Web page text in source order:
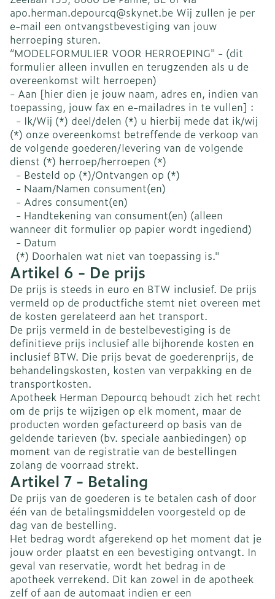
apo.herman.depourcq@skynet.be Wij zullen je per
e-mail een ontvangstbevestiging van jouw
herroeping sturen.
“MODELFORMULIER VOOR HERROEPING" - (dit
formulier alleen invullen en terugzenden als u de
overeenkomst wilt herroepen)
- Aan [hier dien je jouw naam, adres en, indien van
toepassing, jouw fax en e-mailadres in te vullen] :
- Ik/Wij (*) deel/delen (*) u hierbij mede dat ik/wij
(*) onze overeenkomst betreffende de verkoop van
de volgende goederen/levering van de volgende
dienst (*) herroep/herroepen (*)
- Besteld op (*)/Ontvangen op (*)
- Naam/Namen consument(en)
- Adres consument(en)
- Handtekening van consument(en) (alleen
wanneer dit formulier op papier wordt ingediend)
- Datum
(*) Doorhalen wat niet van toepassing is."
Artikel 6 - De prijs
De prijs is steeds in euro en BTW inclusief. De prijs
vermeld op de productfiche stemt niet overeen met
de kosten gerelateerd aan het transport.
De prijs vermeld in de bestelbevestiging is de
definitieve prijs inclusief alle bijhorende kosten en
inclusief BTW. Die prijs bevat de goederenprijs, de
behandelingskosten, kosten van verpakking en de
transportkosten.
Apotheek Herman Depourcq behoudt zich het recht
om de prijs te wijzigen op elk moment, maar de
producten worden gefactureerd op basis van de
geldende tarieven (bv. speciale aanbiedingen) op
moment van de registratie van de bestellingen
zolang de voorraad strekt.
Artikel 7 - Betaling
De prijs van de goederen is te betalen cash of door
één van de betalingsmiddelen voorgesteld op de
dag van de bestelling.
Het bedrag wordt afgerekend op het moment dat je
jouw order plaatst en een bevestiging ontvangt. In
geval van reservatie, wordt het bedrag in de
apotheek verrekend. Dit kan zowel in de apotheek
zelf of aan de automaat indien er een